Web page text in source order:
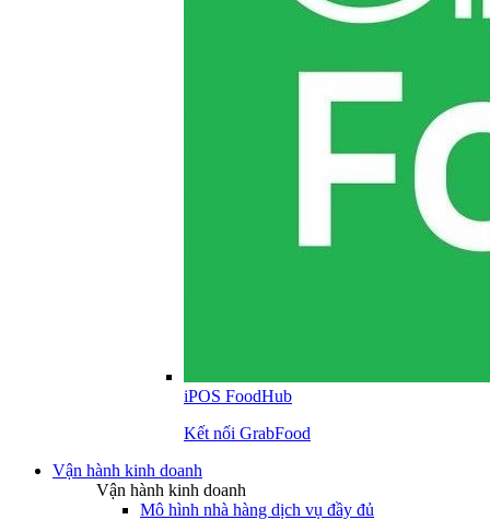
iPOS FoodHub
Kết nối GrabFood
Vận hành kinh doanh
Vận hành kinh doanh
Mô hình nhà hàng dịch vụ đầy đủ